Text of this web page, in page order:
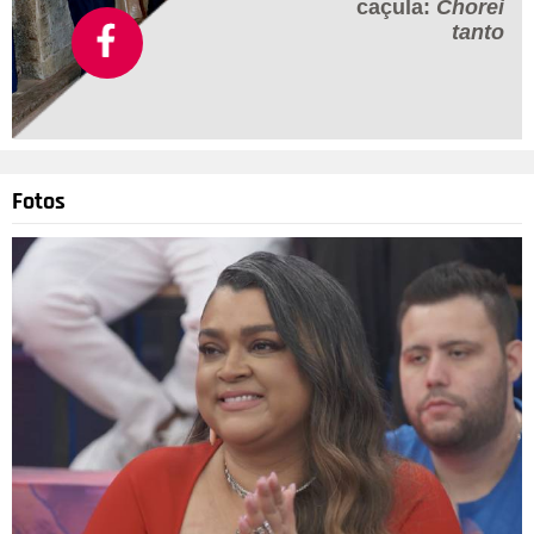
Divulgação 4/31
O clique acima foi o primeiro que Sammy e Pyong tiraram
juntos. Sammy revelou, no Instagram, que na época foi pedir
uma foto co o hipnólogo por ser muito fã de seu trabalho, e
aproveitou o post para se declarar para o youtuber: Eu estava
andando pela Avenida Paulista quando vi o Pyong e fui pedir
pra tirar uma foto com ele! A primeira foto com meu futuro
marido. Hoje eu continuo fã dele, do trabalho, dos talentos,
mas principalmente do coração dele, um coração cheio de luz
caçula: Chorei
tanto
Fotos